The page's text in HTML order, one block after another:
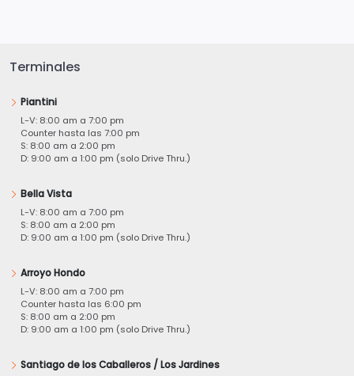
Terminales
Piantini
L-V: 8:00 am a 7:00 pm
Counter hasta las 7:00 pm
S: 8:00 am a 2:00 pm
D: 9:00 am a 1:00 pm (solo Drive Thru.)
Bella Vista
L-V: 8:00 am a 7:00 pm
S: 8:00 am a 2:00 pm
D: 9:00 am a 1:00 pm (solo Drive Thru.)
Arroyo Hondo
L-V: 8:00 am a 7:00 pm
Counter hasta las 6:00 pm
S: 8:00 am a 2:00 pm
D: 9:00 am a 1:00 pm (solo Drive Thru.)
Santiago de los Caballeros / Los Jardines